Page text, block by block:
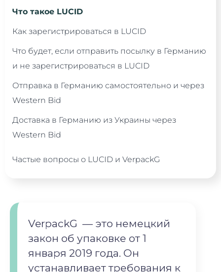
Что такое LUCID
Как зарегистрироваться в LUCID
Что будет, если отправить посылку в Германию
и не зарегистрироваться в LUCID
Отправка в Германию самостоятельно и через
Western Bid
Доставка в Германию из Украины через
Western Bid
Частые вопросы о LUCID и VerpackG
VerpackG — это немецкий
закон об упаковке от 1
января 2019 года. Он
устанавливает требования к